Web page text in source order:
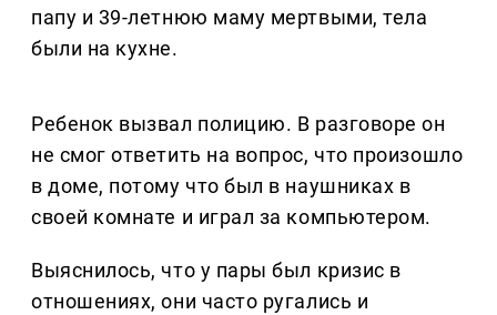
папу и 39-летнюю маму мертвыми, тела
были на кухне.
Ребенок вызвал полицию. В разговоре он
не смог ответить на вопрос, что произошло
в доме, потому что был в наушниках в
своей комнате и играл за компьютером.
Выяснилось, что у пары был кризис в
отношениях, они часто ругались и